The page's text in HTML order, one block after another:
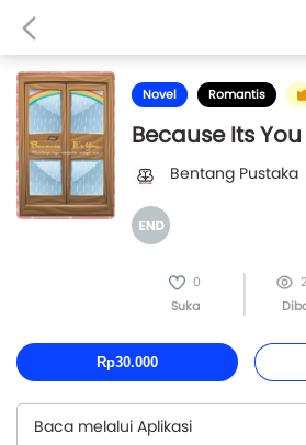
Novel Romantis
Because Its You
Bentang Pustaka
0
Suka
Rp30.000
Baca melalui Aplikasi